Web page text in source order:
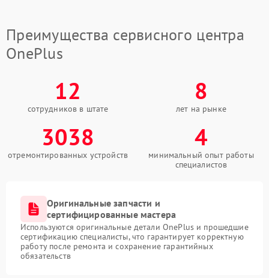
Преимущества сервисного центра
OnePlus
12
сотрудников в штате
8
лет на рынке
3038
отремонтированных устройств
4
минимальный опыт работы
специалистов
Оригинальные запчасти и
сертифицированные мастера
Используются оригинальные детали OnePlus и прошедшие
сертификацию специалисты, что гарантирует корректную
работу после ремонта и сохранение гарантийных
обязательств